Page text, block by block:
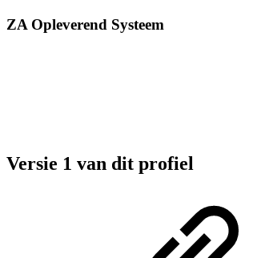
ZA Opleverend Systeem
Versie 1 van dit profiel